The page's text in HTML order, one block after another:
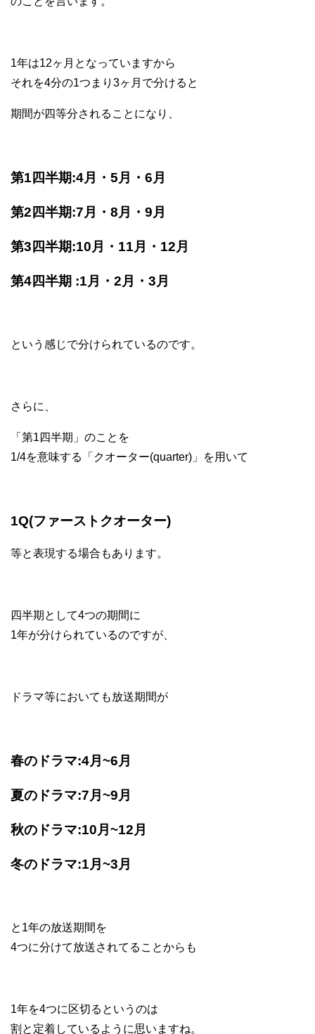
1年は12ヶ月となっていますから
それを4分の1つまり3ヶ月で分けると
期間が四等分されることになり、
第1四半期:4月・5月・6月
第2四半期:7月・8月・9月
第3四半期:10月・11月・12月
第4四半期 :1月・2月・3月
という感じで分けられているのです。
さらに、
「第1四半期」のことを
1/4を意味する「クオーター(quarter)」を用いて
1Q(ファーストクオーター)
等と表現する場合もあります。
四半期として4つの期間に
1年が分けられているのですが、
ドラマ等においても放送期間が
春のドラマ:4月~6月
夏のドラマ:7月~9月
秋のドラマ:10月~12月
冬のドラマ:1月~3月
と1年の放送期間を
4つに分けて放送されてることからも
1年を4つに区切るというのは
割と定着しているように思いますね。